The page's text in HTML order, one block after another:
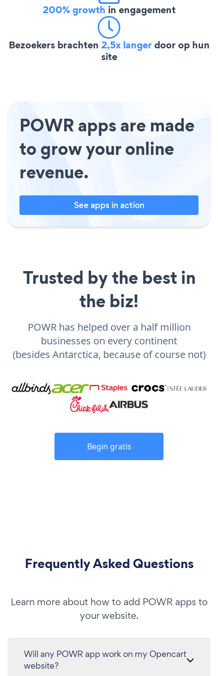
200% growth in engagement
Bezoekers brachten 2,5x langerdoor op hun
site
POWR apps are made
to grow your online
revenue.
See apps in action
Trusted by the best in
the biz!
POWR has helped over a half million
businesses on every continent
(besides Antarctica, because of course not)
Begin gratis
Frequently Asked Questions
Learn more about how to add POWR apps to
your website.
Will any POWR app work on my Opencart
website?